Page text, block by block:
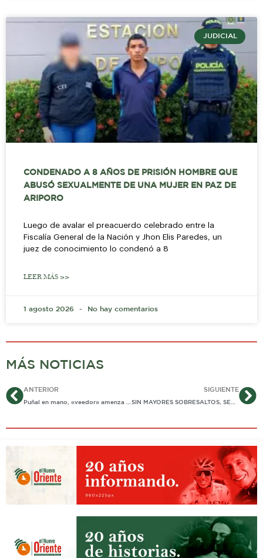
JUDICIAL
CONDENADO A 8 AÑOS DE PRISIÓN HOMBRE QUE
ABUSÓ SEXUALMENTE DE UNA MUJER EN PAZ DE
ARIPORO
Luego de avalar el preacuerdo celebrado entre la
Fiscalía General de la Nación y Jhon Elis Paredes, un
juez de conocimiento lo condenó a 8
LEER MÁS >>
1 agosto 2026 No hay comentarios
MÁS NOTICIAS
AntANTERIOR SIGUIENTE